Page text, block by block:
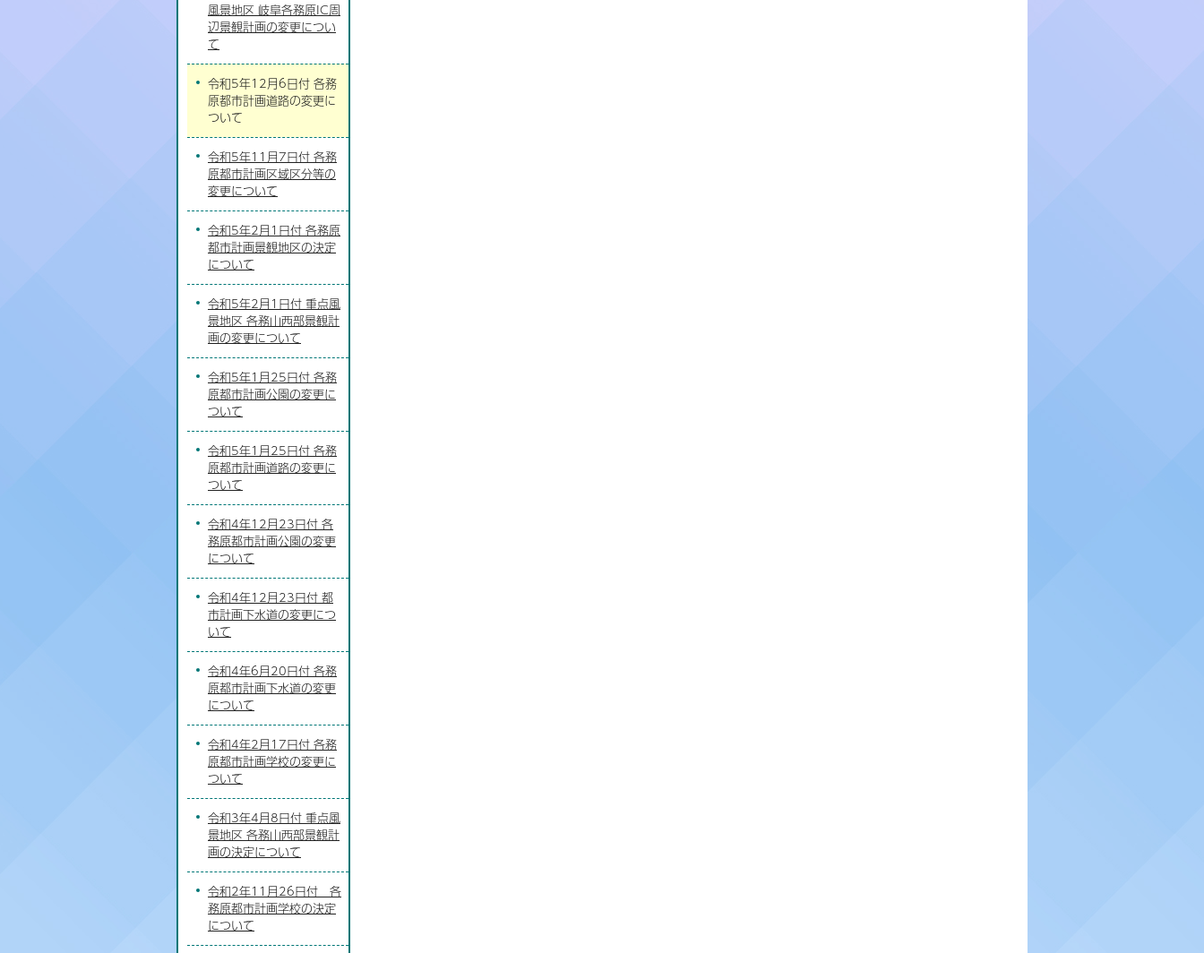
風景地区 岐阜各務原IC周
辺景観計画の変更につい
て
令和5年12月6日付 各務
原都市計画道路の変更に
ついて
令和5年11月7日付 各務
原都市計画区域区分等の
変更について
令和5年2月1日付 各務原
都市計画景観地区の決定
について
令和5年2月1日付 重点風
景地区 各務山西部景観計
画の変更について
令和5年1月25日付 各務
原都市計画公園の変更に
ついて
令和5年1月25日付 各務
原都市計画道路の変更に
ついて
令和4年12月23日付 各
務原都市計画公園の変更
について
令和4年12月23日付 都
市計画下水道の変更につ
いて
令和4年6月20日付 各務
原都市計画下水道の変更
について
令和4年2月17日付 各務
原都市計画学校の変更に
ついて
令和3年4月8日付 重点風
景地区 各務山西部景観計
画の決定について
令和2年11月26日付 各
務原都市計画学校の決定
について